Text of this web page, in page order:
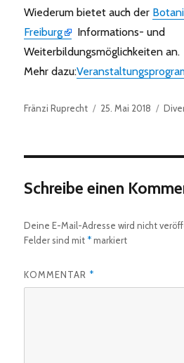
Wiederum bietet auch der
Freiburg
Informations- und
Weiterbildungsmöglichkeiten an.
Mehr dazu:
Autor
Fränzi Ruprecht
Veröffentlicht
25. Mai 2018
Schreibe einen
Deine E-Mail-Adresse wird nicht
Felder sind mit *markiert
KOMMENTAR *